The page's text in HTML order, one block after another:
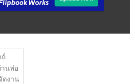
นพ่อ
ดงาน